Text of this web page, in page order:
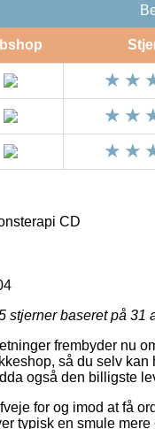
CD
stjerner baseret på 31
frembyder nu
så du selv
også den billigste
for og imod at få
typisk en smule